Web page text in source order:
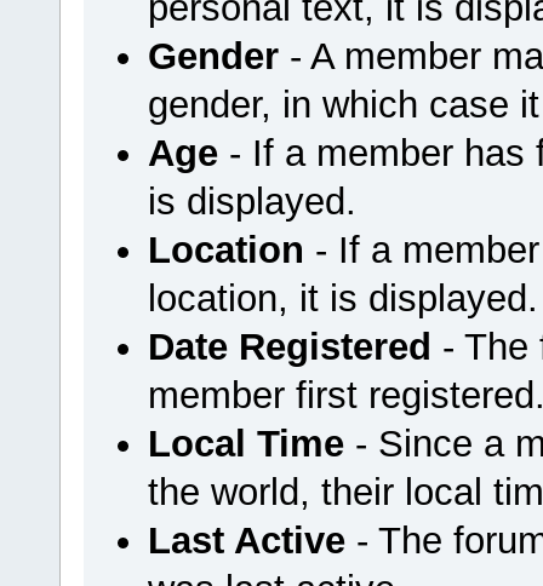
Gender- A member
gender, in which case
Age- If a member has
is displayed.
Location - If a
location, it is displayed.
Date Registered - The
member first
Local Time- Since a
the world, their local
Last Active- The